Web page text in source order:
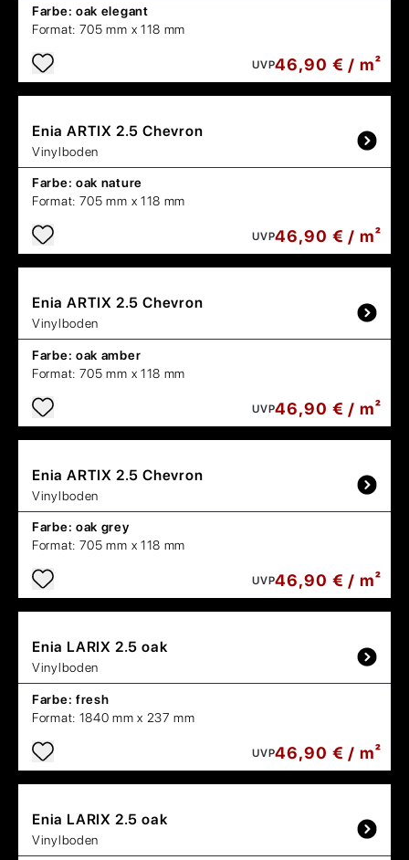
Farbe: oak elegant
Format: 705 mm x 118 mm
UVP46,90 € / m²
Enia ARTIX 2.5 Chevron
Vinylboden
Farbe: oak nature
Format: 705 mm x 118 mm
UVP46,90 € / m²
Enia ARTIX 2.5 Chevron
Vinylboden
Farbe: oak amber
Format: 705 mm x 118 mm
UVP46,90 € / m²
Enia ARTIX 2.5 Chevron
Vinylboden
Farbe: oak grey
Format: 705 mm x 118 mm
UVP46,90 € / m²
Enia LARIX 2.5 oak
Vinylboden
Farbe: fresh
Format: 1840 mm x 237 mm
UVP46,90 € / m²
Enia LARIX 2.5 oak
Vinylboden